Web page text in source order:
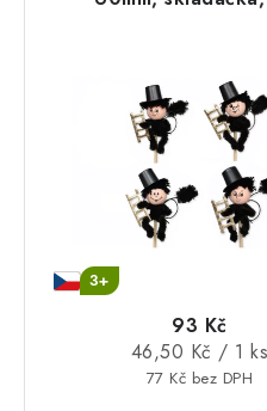
3+
77 Kč bez DPH
93 Kč
Měrná
cena:
46,50 Kč / 1 ks